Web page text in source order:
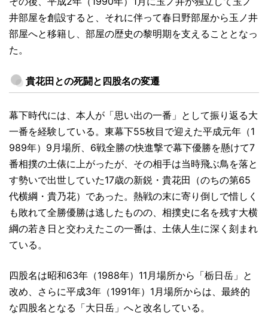
井部屋を創設すると、それに伴って春日野部屋から玉ノ井
部屋へと移籍し、部屋の歴史の黎明期を支えることとなっ
た。
貴花田との死闘と四股名の変遷
幕下時代には、本人が「思い出の一番」として振り返る大
一番を経験している。東幕下55枚目で迎えた平成元年（1
989年）9月場所、6戦全勝の快進撃で幕下優勝を懸けて7
番相撲の土俵に上がったが、その相手は当時飛ぶ鳥を落と
す勢いで出世していた17歳の新鋭・貴花田（のちの第65
代横綱・貴乃花）であった。熱戦の末に寄り倒しで惜しく
も敗れて全勝優勝は逃したものの、相撲史に名を残す大横
綱の若き日と交わえたこの一番は、土俵人生に深く刻まれ
ている。
四股名は昭和63年（1988年）11月場所から「栃日岳」と
改め、さらに平成3年（1991年）1月場所からは、最終的
な四股名となる「大日岳」へと改名している。